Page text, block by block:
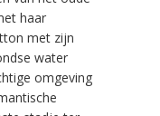
haar
met zijn
water
omgeving